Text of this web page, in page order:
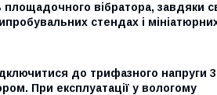
вібратора, завдяки
стендах і
до трифазного напруги
При експлуатації у вологому